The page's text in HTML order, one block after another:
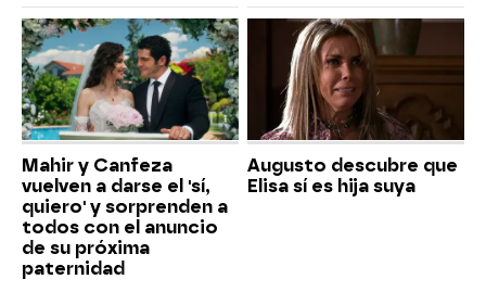
Mahir y Canfeza
vuelven a darse el 'sí,
quiero' y sorprenden a
todos con el anuncio
de su próxima
paternidad
Augusto descubre que
Elisa sí es hija suya